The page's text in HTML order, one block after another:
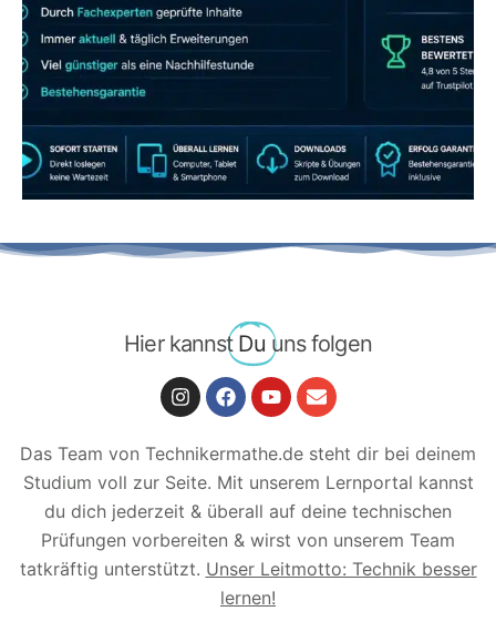
LERNEN
Hier kannst Du uns folgen
Das Team von Technikermathe.de steht dir bei deinem
Studium voll zur Seite. Mit unserem Lernportal kannst
du dich jederzeit & überall auf deine technischen
Prüfungen vorbereiten & wirst von unserem Team
tatkräftig unterstützt. Unser Leitmotto: Technik besser
lernen!